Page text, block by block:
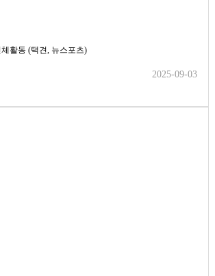
활동 (택견, 뉴스포츠)
2025-09-03